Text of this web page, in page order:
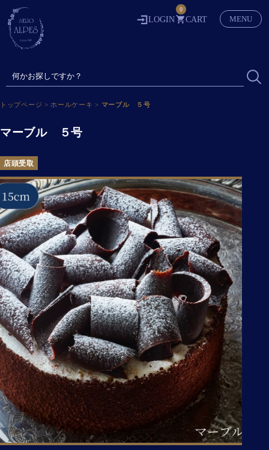
LOGIN CART
0
MENU
トップページ > ホールケーキ > マーブル ５号
マーブル ５号
店頭受取